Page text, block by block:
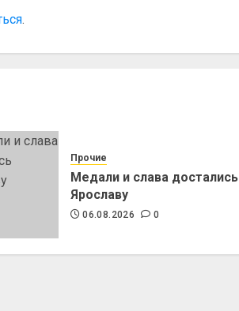
.
Прочие
Медали и слава достались
Ярославу
06.08.2026 0